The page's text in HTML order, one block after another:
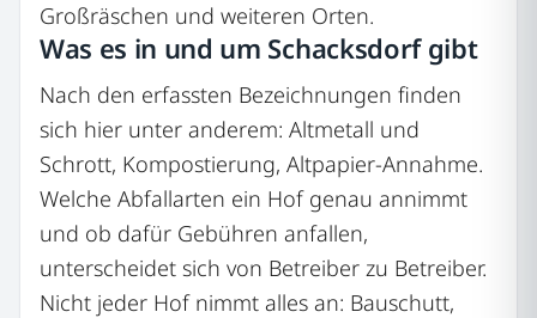
Großräschen und weiteren Orten.
Was es in und um Schacksdorf gibt
Nach den erfassten Bezeichnungen finden
sich hier unter anderem: Altmetall und
Schrott, Kompostierung, Altpapier-Annahme.
Welche Abfallarten ein Hof genau annimmt
und ob dafür Gebühren anfallen,
unterscheidet sich von Betreiber zu Betreiber.
Nicht jeder Hof nimmt alles an: Bauschutt,